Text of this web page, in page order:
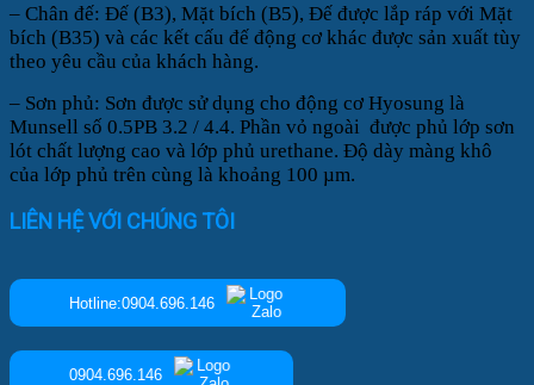
– Chân đế: Đế (B3), Mặt bích (B5), Đế được lắp ráp với Mặt
bích (B35) và các kết cấu đế động cơ khác được sản xuất tùy
theo yêu cầu của khách hàng.
– Sơn phủ: Sơn được sử dụng cho động cơ Hyosung là
Munsell số 0.5PB 3.2 / 4.4. Phần vỏ ngoài được phủ lớp sơn
lót chất lượng cao và lớp phủ urethane. Độ dày màng khô
của lớp phủ trên cùng là khoảng 100 µm.
LIÊN HỆ VỚI CHÚNG TÔI
Hotline:0904.696.146
0904.696.146